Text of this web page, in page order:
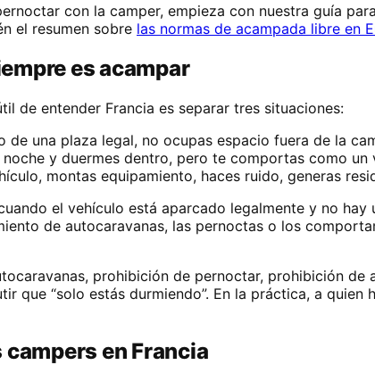
con la camper, empieza con nuestra guía para
el resumen sobre las normas de acampada libre en
es acampar
de entender Francia es separar tres situaciones:
de una plaza legal, no ocupas espacio fuera de la
y duermes dentro, pero te comportas como un
montas equipamiento, haces ruido, generas
el vehículo está aparcado legalmente y no
de autocaravanas, las pernoctas o los
prohibición de pernoctar, prohibición
que “solo estás durmiendo”. En la práctica, a
en Francia